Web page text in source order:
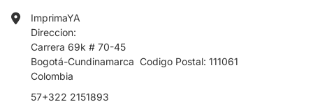
ImprimaYA
Direccion:
Carrera 69k # 70-45
Bogotá-Cundinamarca Codigo Postal: 111061
Colombia
57+322 2151893